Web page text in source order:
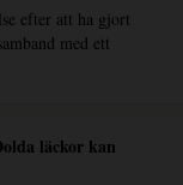
efter att ha gjort
med ett
läckor kan